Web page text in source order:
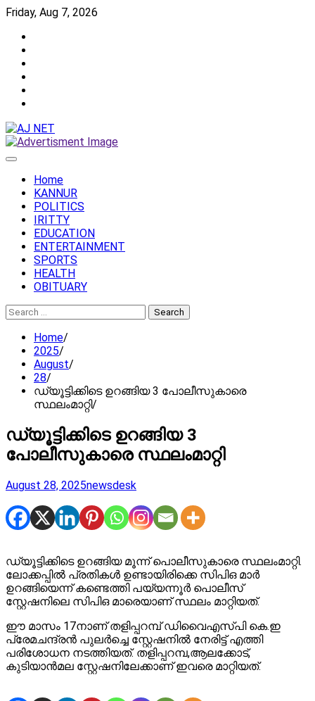
Skip
content
Friday, Aug 7, 2026
Home
KANNUR
POLITICS
IRITTY
EDUCATION
ENTERTAINMENT
SPORTS
HEALTH
OBITUARY
Search
for:
Home
2025
August
28
ഡ്യൂട്ടിക്കിടെ ഉറങ്ങിയ 3 പോലീസുകാരെ
സ്ഥലംമാറ്റി
ഡ്യൂട്ടിക്കിടെ ഉറങ്ങിയ 3
പോലീസുകാരെ സ്ഥലംമാറ്റി
August 28, 2025newsdesk
ഡ്യൂട്ടിക്കിടെ ഉറങ്ങിയ മൂന്ന് പൊലീസുകാരെ സ്ഥലംമാറ്റി.
ലോക്കപ്പിൽ പ്രതികൾ ഉണ്ടായിരിക്കെ സിപിഒ മാർ
ഉറങ്ങിയെന്ന് കണ്ടെത്തി പയ്യന്നൂർ പൊലീസ്
സ്റ്റേഷനിലെ സിപിഒ മാരെയാണ് സ്ഥലം മാറ്റിയത്.
ഈ മാസം 17നാണ് തളിപ്പറമ്പ് ഡിവൈഎസ്‌പി കെ.ഇ
പ്രേമചന്ദ്രൻ പുലർച്ചെ സ്റ്റേഷനിൽ നേരിട്ട് എത്തി
പരിശോധന നടത്തിയത്. തളിപ്പറമ്പ,ആലക്കോട്,
കുടിയാൻമല സ്റ്റേഷനിലേക്കാണ് ഇവരെ മാറ്റിയത്.